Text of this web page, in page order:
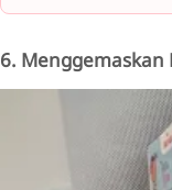
6. Menggemaskan